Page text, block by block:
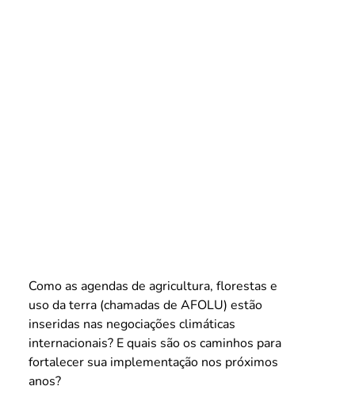
Como as agendas de agricultura, florestas e
uso da terra (chamadas de AFOLU) estão
inseridas nas negociações climáticas
internacionais? E quais são os caminhos para
fortalecer sua implementação nos próximos
anos?